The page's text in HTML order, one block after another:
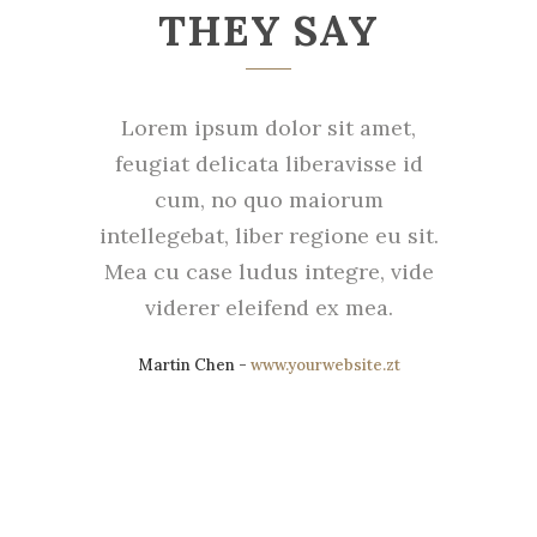
THEY SAY
Lorem ipsum dolor sit amet,
feugiat delicata liberavisse id
cum, no quo maiorum
intellegebat, liber regione eu sit.
Mea cu case ludus integre, vide
viderer eleifend ex mea.
Martin Chen- www.yourwebsite.zt